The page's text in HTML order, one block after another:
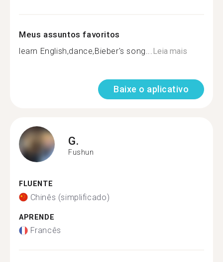
Meus assuntos favoritos
learn English,dance,Bieber's song...Leia mais
Baixe o aplicativo
G.
Fushun
FLUENTE
Chinês (simplificado)
APRENDE
Francês